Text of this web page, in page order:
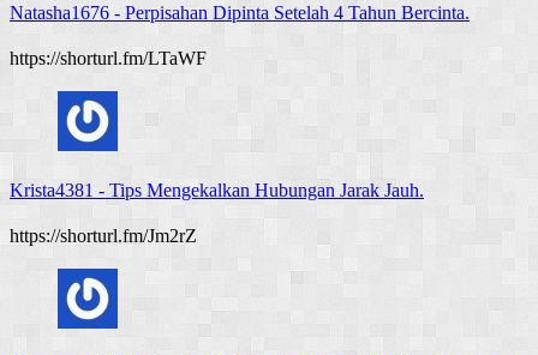
Natasha1676 - Perpisahan Dipinta Setelah 4 Tahun Bercinta.
https://shorturl.fm/LTaWF
Krista4381 - Tips Mengekalkan Hubungan Jarak Jauh.
https://shorturl.fm/Jm2rZ